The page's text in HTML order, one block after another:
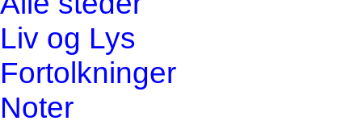
Liv og Lys
Fortolkninger
Noter